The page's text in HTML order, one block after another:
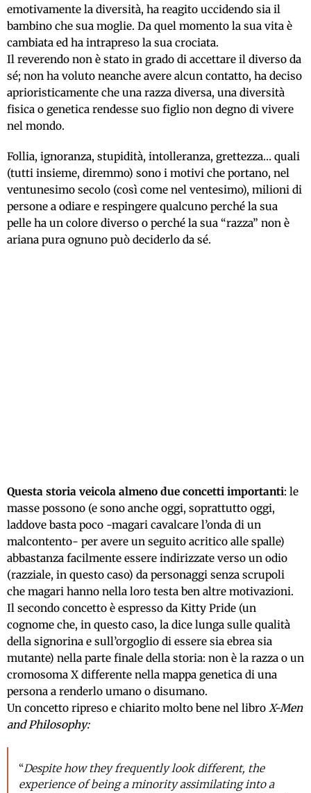
emotivamente la diversità, ha reagito uccidendo sia il
bambino che sua moglie. Da quel momento la sua vita è
cambiata ed ha intrapreso la sua crociata.
Il reverendo non è stato in grado di accettare il diverso da
sé; non ha voluto neanche avere alcun contatto, ha deciso
aprioristicamente che una razza diversa, una diversità
fisica o genetica rendesse suo figlio non degno di vivere
nel mondo.
Follia, ignoranza, stupidità, intolleranza, grettezza… quali
(tutti insieme, diremmo) sono i motivi che portano, nel
ventunesimo secolo (così come nel ventesimo), milioni di
persone a odiare e respingere qualcuno perché la sua
pelle ha un colore diverso o perché la sua “razza” non è
ariana pura ognuno può deciderlo da sé.
Questa storia veicola almeno due concetti importanti: le
masse possono (e sono anche oggi, soprattutto oggi,
laddove basta poco -magari cavalcare l’onda di un
malcontento- per avere un seguito acritico alle spalle)
abbastanza facilmente essere indirizzate verso un odio
(razziale, in questo caso) da personaggi senza scrupoli
che magari hanno nella loro testa ben altre motivazioni.
Il secondo concetto è espresso da Kitty Pride (un
cognome che, in questo caso, la dice lunga sulle qualità
della signorina e sull’orgoglio di essere sia ebrea sia
mutante) nella parte finale della storia: non è la razza o un
cromosoma X differente nella mappa genetica di una
persona a renderlo umano o disumano.
Un concetto ripreso e chiarito molto bene nel libro X-Men
and Philosophy:
“Despite how they frequently look different, the
experience of being a minority assimilating into a